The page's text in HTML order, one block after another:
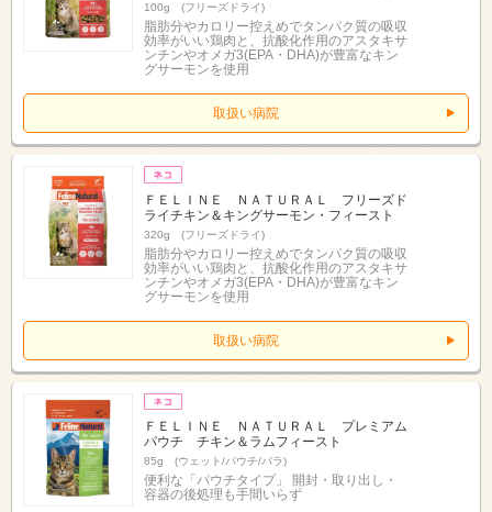
100g (フリーズドライ)
脂肪分やカロリー控えめでタンパク質の吸収
効率がいい鶏肉と、抗酸化作用のアスタキサ
ンチンやオメガ3(EPA・DHA)が豊富なキン
グサーモンを使用
取扱い病院
ＦＥＬＩＮＥ ＮＡＴＵＲＡＬ フリーズド
ライチキン＆キングサーモン・フィースト
320g (フリーズドライ)
脂肪分やカロリー控えめでタンパク質の吸収
効率がいい鶏肉と、抗酸化作用のアスタキサ
ンチンやオメガ3(EPA・DHA)が豊富なキン
グサーモンを使用
取扱い病院
ＦＥＬＩＮＥ ＮＡＴＵＲＡＬ プレミアム
パウチ チキン＆ラムフィースト
85g (ウェット/パウチ/バラ)
便利な「パウチタイプ」 開封・取り出し・
容器の後処理も手間いらず